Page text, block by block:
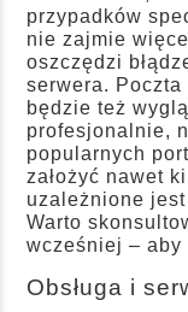
przypadków
nie zajmie
oszczędzi
serwera. Poczta
będzie też
profesjonalnie,
popularnych
założyć nawet
uzależnione
Warto
wcześniej – aby
Obsługa i